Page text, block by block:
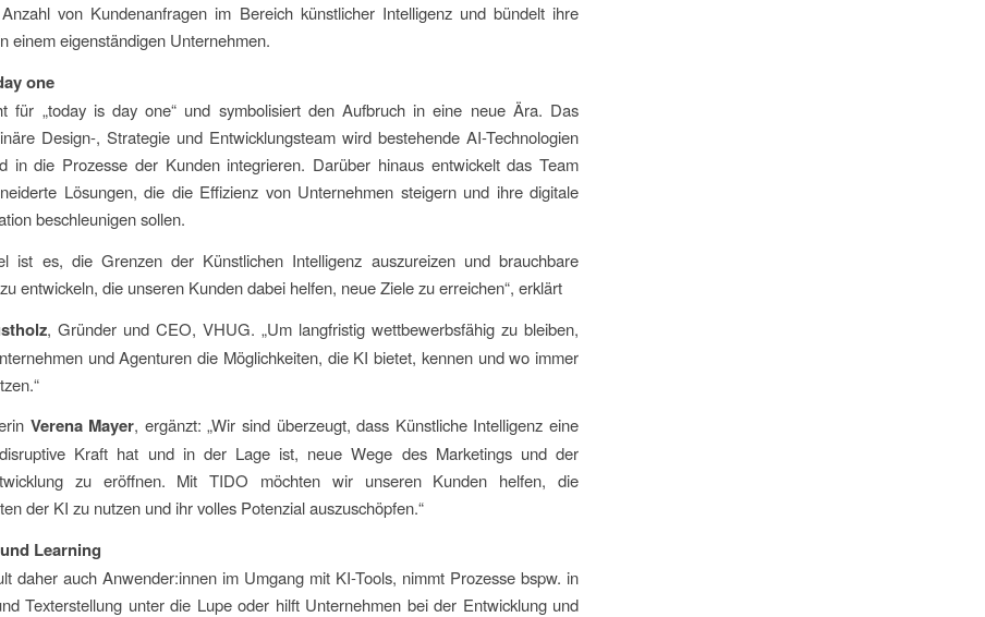
von Kundenanfragen im Bereich künstlicher Intelligenz und bündelt ihre
einem eigenständigen Unternehmen.
one
für „today is day one“ und symbolisiert den Aufbruch in eine neue Ära. Das
Design-, Strategie und Entwicklungsteam wird bestehende AI-Technologien
in die Prozesse der Kunden integrieren. Darüber hinaus entwickelt das Team
Lösungen, die die Effizienz von Unternehmen steigern und ihre digitale
beschleunigen sollen.
ist es, die Grenzen der Künstlichen Intelligenz auszureizen und brauchbare
entwickeln, die unseren Kunden dabei helfen, neue Ziele zu erreichen“, erklärt
, Gründer und CEO, VHUG. „Um langfristig wettbewerbsfähig zu bleiben,
und Agenturen die Möglichkeiten, die KI bietet, kennen und wo immer
Verena Mayer, ergänzt: „Wir sind überzeugt, dass Künstliche Intelligenz eine
Kraft hat und in der Lage ist, neue Wege des Marketings und der
zu eröffnen. Mit TIDO möchten wir unseren Kunden helfen, die
der KI zu nutzen und ihr volles Potenzial auszuschöpfen.“
Learning
daher auch Anwender:innen im Umgang mit KI-Tools, nimmt Prozesse bspw. in
Texterstellung unter die Lupe oder hilft Unternehmen bei der Entwicklung und